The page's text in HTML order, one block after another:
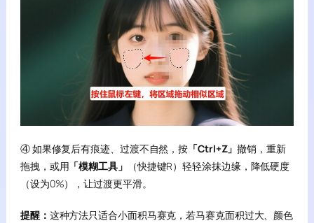
④ 如果修复后有痕迹、过渡不自然，按 「Ctrl+Z」撤销，重新
拖拽，或用 「模糊工具」
（快捷键R）轻轻涂抹边缘，降低硬度
（设为0%），让过渡更平滑。
提醒： 这种方法只适合小面积马赛克，若马赛克面积过大、颜色